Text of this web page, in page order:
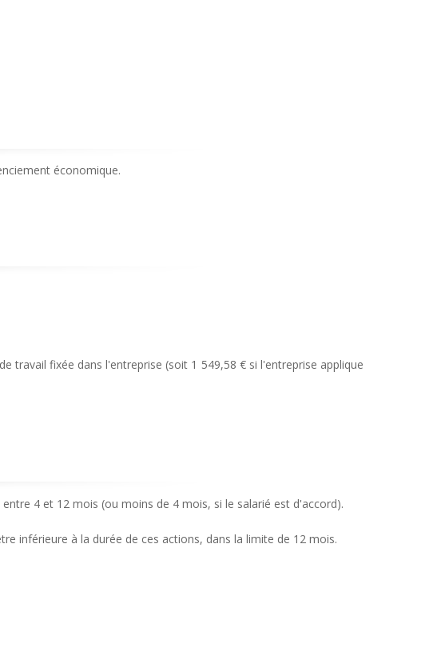
économique.
travail fixée dans l'entreprise (soit 1 549,58 € si l'entreprise applique
4 et 12 mois (ou moins de 4 mois, si le salarié est d'accord).
inférieure à la durée de ces actions, dans la limite de 12 mois.